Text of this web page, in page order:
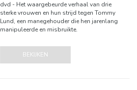
dvd - Het waargebeurde verhaal van drie
sterke vrouwen en hun strijd tegen Tommy
Lund, een manegehouder die hen jarenlang
manipuleerde en misbruikte.
BEKIJKEN